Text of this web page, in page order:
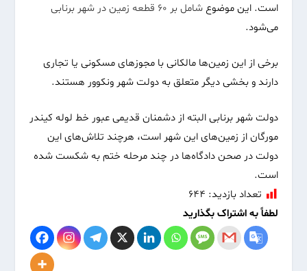
است. این موضوعشامل بر ۶۰ قطعه زمین در شهر برنابی
می‌شود.
برخی از این زمین‌ها مالکانی با مجوزهای مسکونی یا تجاری
دارند و بخشی دیگر متعلق به دولت شهر ونکوور هستند.
دولت شهر برنابی البته از دشمنان قدیمی عبور خط لوله کیندر
مورگان از زمین‌های این شهر است، هرچند تلاش‌های این
دولت در صحن دادگاه‌ها در چند مرحله ختم به شکست شده
است.
تعداد بازدید: ۶۴۴
لطفاً به اشتراک بگذارید